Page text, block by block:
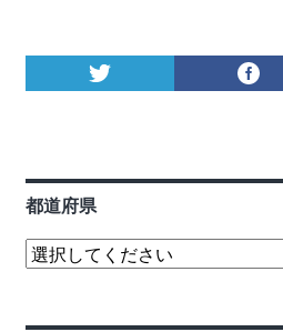
都道府県